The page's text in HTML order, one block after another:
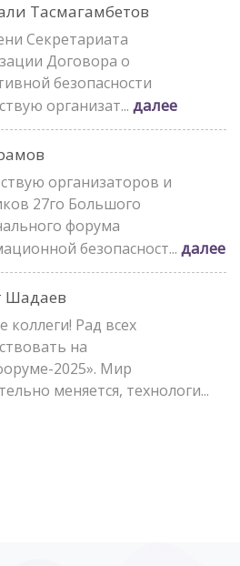
Тасмагамбетов
Секретариата
Договора о
безопасности
организат... далее
организаторов и
27го Большого
форума
безопасност... далее
Шадаев
коллеги! Рад всех
на
2025». Мир
меняется, технологи...